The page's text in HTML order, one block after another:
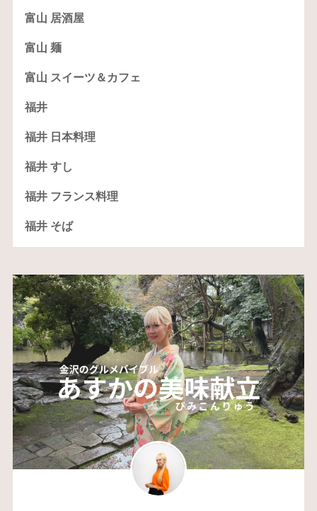
富山 居酒屋
富山 麺
富山 スイーツ＆カフェ
福井
福井 日本料理
福井 すし
福井 フランス料理
福井 そば